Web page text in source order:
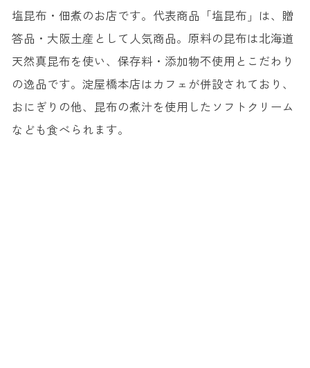
塩昆布・佃煮のお店です。代表商品「塩昆布」は、贈
答品・大阪土産として人気商品。原料の昆布は北海道
天然真昆布を使い、保存料・添加物不使用とこだわり
の逸品です。淀屋橋本店はカフェが併設されており、
おにぎりの他、昆布の煮汁を使用したソフトクリーム
なども食べられます。